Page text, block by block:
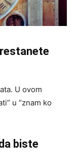
U ovom
u “znam ko
biste